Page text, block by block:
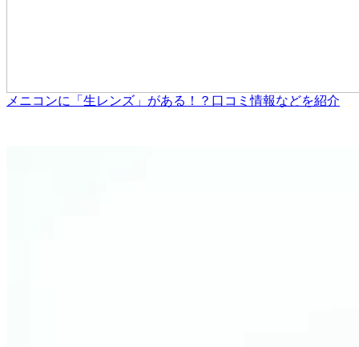
メニコンに「生レンズ」がある！？口コミ情報などを紹介